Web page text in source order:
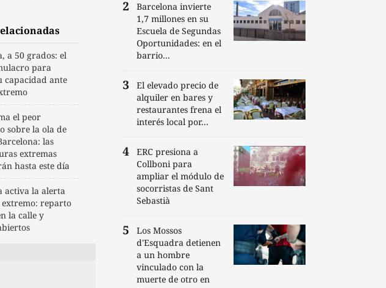
a 50 grados: el
para
capacidad ante
el peor
sobre la ola de
las
extremas
hasta este día
activa la alerta
reparto
la calle y
Barcelona invierte
1,7 millones en su
Escuela de Segundas
Oportunidades: en el
barrio...
El elevado precio de
alquiler en bares y
restaurantes frena el
interés local por...
ERC presiona a
Collboni para
ampliar el módulo de
socorristas de Sant
Sebastià
Los Mossos
d'Esquadra detienen
a un hombre
vinculado con la
muerte de otro en